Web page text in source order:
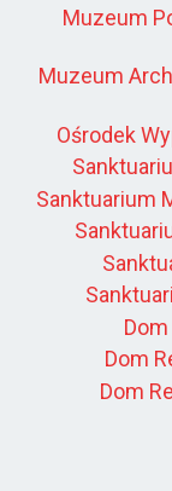
Muzeum
Muzeum
Ośrodek
Sanktuarium
Dom
Dom